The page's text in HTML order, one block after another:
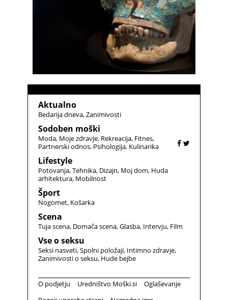
Aktualno
Bedarija dneva Zanimivosti
Sodoben moški
Moda Moje zdravje Rekreacija Fitnes
Partnerski odnos Psihologija Kulinarika
Lifestyle
Potovanja Tehnika Dizajn Moj dom Huda
arhitektura Mobilnost
Šport
Nogomet Košarka
Scena
Tuja scena Domača scena Glasba Intervju Film
Vse o seksu
Seksi nasveti Spolni položaji Intimno zdravje
Zanimivosti o seksu Hude bejbe
O podjetju Uredništvo Moški.si
Oglaševanje